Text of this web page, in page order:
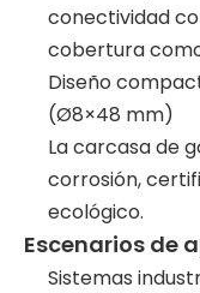
conectividad
cobertura
Diseño
(Ø8×48 mm)
La carcasa de
corrosión,
ecológico.
Escenarios de
Sistemas